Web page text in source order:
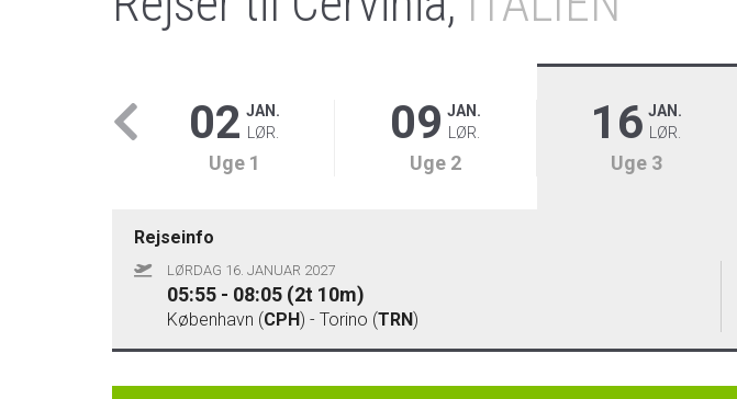
02 JAN.
LØR.
Uge 1
09 JAN.
LØR.
Uge 2
16 JAN.
LØR.
Uge 3
Rejseinfo
LØRDAG 16. JANUAR 2027
05:55 - 08:05 (2t 10m)
København (CPH) - Torino (TRN)